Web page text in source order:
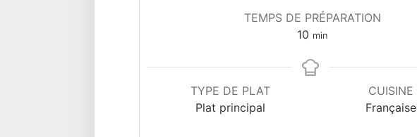
TEMPS DE PRÉPARATION
10 minutes
min
TYPE DE PLAT
Plat principal
CUISINE
Française